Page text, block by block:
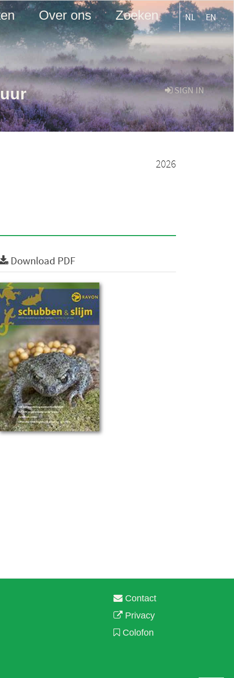
Over ons Zoeken NL EN
SIGN IN
2026
Download PDF
Contact
Privacy
Colofon